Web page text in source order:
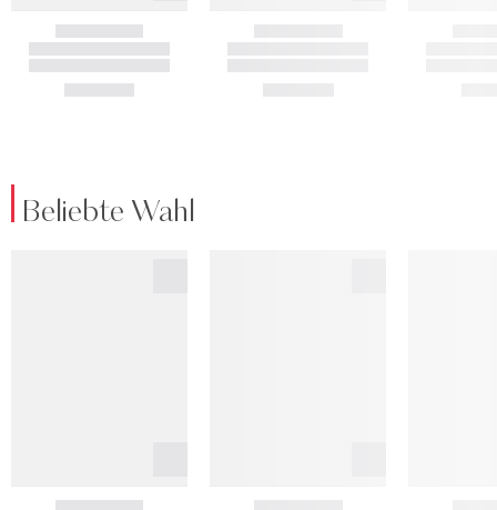
Beliebte Wahl